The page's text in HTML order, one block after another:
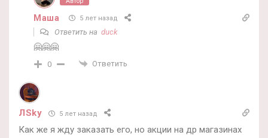
Маша 5 лет назад
Ответить на duck
🤗🤗🤗
0 Ответить
ЛSky 5 лет назад
Как же я жду заказать его, но акции на др магазинах